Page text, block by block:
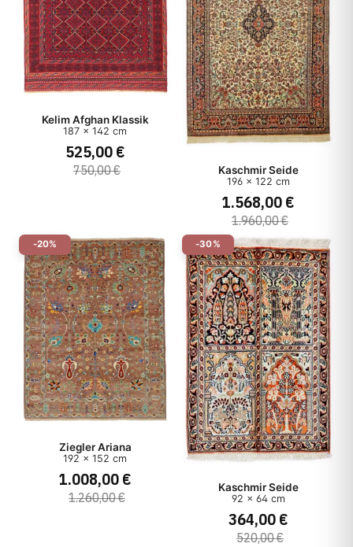
Kelim Afghan Klassik
187 x 142 cm
525,00 €
750,00 € Kaschmir Seide
196 x 122 cm
1.568,00 €
1.960,00 €
-20%
Ziegler Ariana
192 x 152 cm
1.008,00 €
1.260,00 €
-30%
Kaschmir Seide
92 x 64 cm
364,00 €
520,00 €